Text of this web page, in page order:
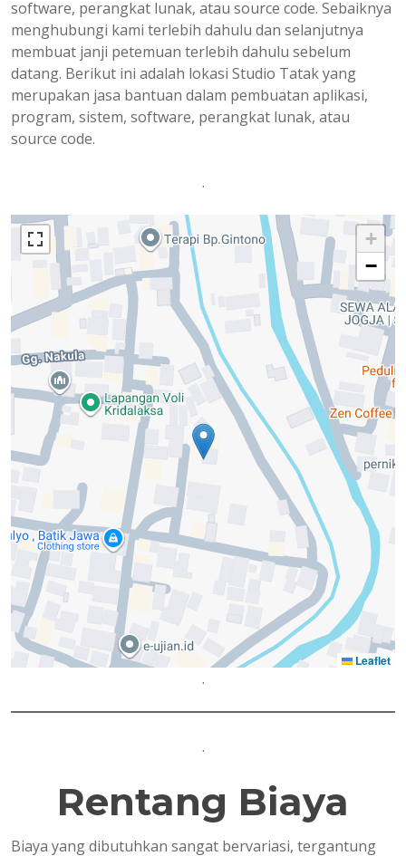
software, perangkat lunak, atau source code. Sebaiknya
menghubungi kami terlebih dahulu dan selanjutnya
membuat janji petemuan terlebih dahulu sebelum
datang. Berikut ini adalah lokasi Studio Tatak yang
merupakan jasa bantuan dalam pembuatan aplikasi,
program, sistem, software, perangkat lunak, atau
source code.
.
+
−
Leaflet
.
.
Rentang Biaya
Biaya yang dibutuhkan sangat bervariasi, tergantung